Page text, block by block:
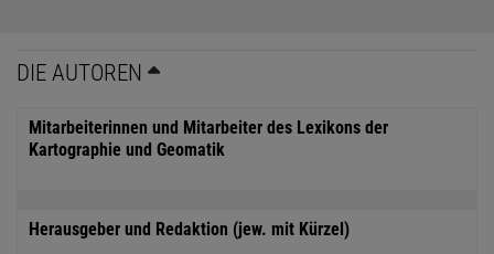
DIE AUTOREN
Mitarbeiterinnen und Mitarbeiter des Lexikons der
Kartographie und Geomatik
Herausgeber und Redaktion (jew. mit Kürzel)